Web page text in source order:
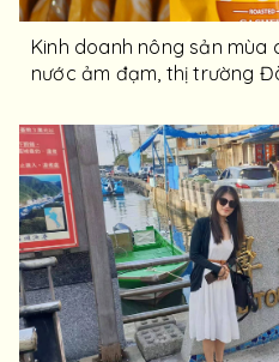
Kinh doanh nông sản
nước ảm đạm, thị trường